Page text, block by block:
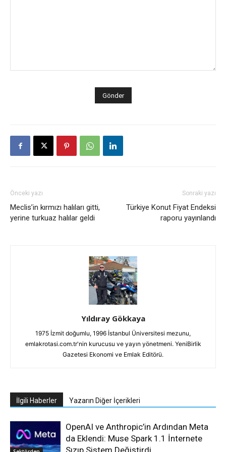
Önceki yazı
​Meclis’in kırmızı halıları gitti,
yerine turkuaz halılar geldi
Sonraki yazı
Türkiye Konut Fiyat Endeksi
raporu yayınlandı
Yıldıray Gökkaya
1975 İzmit doğumlu, 1996 İstanbul Üniversitesi mezunu,
emlakrotasi.com.tr'nin kurucusu ve yayın yönetmeni. YeniBirlik
Gazetesi Ekonomi ve Emlak Editörü.
İlgili Haberler Yazarın Diğer İçerikleri
OpenAI ve Anthropic’in Ardından Meta
da Eklendi: Muse Spark 1.1 İnternete